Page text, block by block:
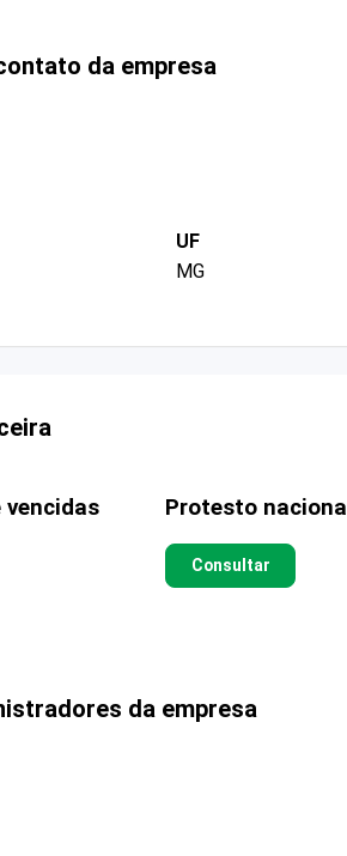
da empresa
UF
MG
vencidas Protesto nacional
Consultar
da empresa